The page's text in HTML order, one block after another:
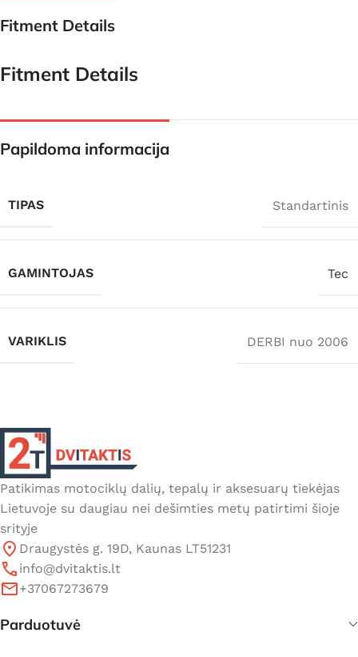
Fitment Details
Fitment Details
Papildoma informacija
TIPAS Standartinis
GAMINTOJAS Tec
VARIKLIS DERBI nuo 2006
Patikimas motociklų dalių, tepalų ir aksesuarų tiekėjas
Lietuvoje su daugiau nei dešimties metų patirtimi šioje
srityje
Draugystės g. 19D, Kaunas LT51231
info@dvitaktis.lt
+37067273679
Parduotuvė